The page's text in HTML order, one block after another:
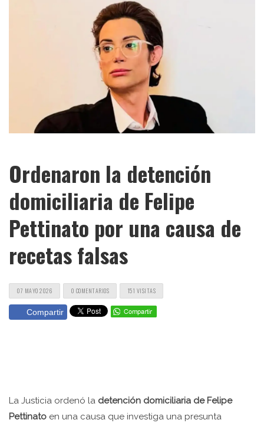
Ordenaron la detención
domiciliaria de Felipe
Pettinato por una causa de
recetas falsas
07 MAYO 2026 0 COMENTARIOS 151 VISITAS
Compartir
La Justicia ordenó la detención domiciliaria de Felipe
Pettinato en una causa que investiga una presunta